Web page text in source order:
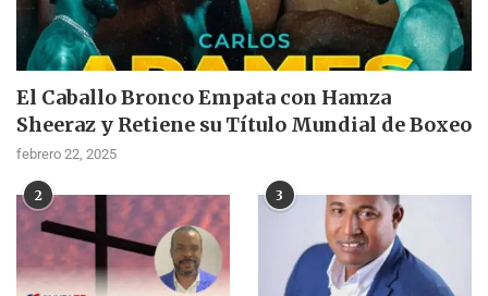
El Caballo Bronco Empata con Hamza
Sheeraz y Retiene su Título Mundial de Boxeo
febrero 22, 2025
2 3